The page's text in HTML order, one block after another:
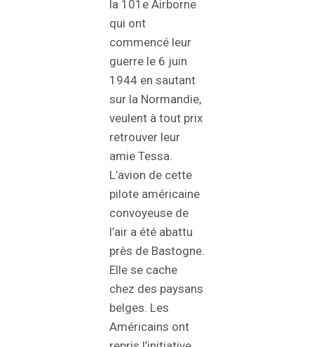
la 101e Airborne
qui ont
commencé leur
guerre le 6 juin
1944 en sautant
sur la Normandie,
veulent à tout prix
retrouver leur
amie Tessa.
L’avion de cette
pilote américaine
convoyeuse de
l’air a été abattu
près de Bastogne.
Elle se cache
chez des paysans
belges. Les
Américains ont